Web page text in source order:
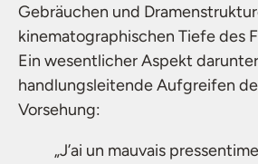
Gebräuchen und
kinematographischen Tiefe des
Ein wesentlicher Aspekt
handlungsleitende Aufgreifen
Vorsehung:
„J’ai un mauvais